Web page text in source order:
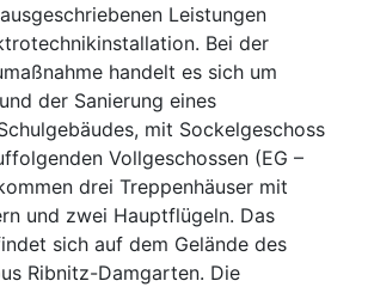
Leistungen
Bei der
handelt es sich um
der Sanierung eines
mit Sockelgeschoss
Vollgeschossen (EG –
drei Treppenhäuser mit
und zwei Hauptflügeln. Das
sich auf dem Gelände des
Ribnitz-Damgarten. Die